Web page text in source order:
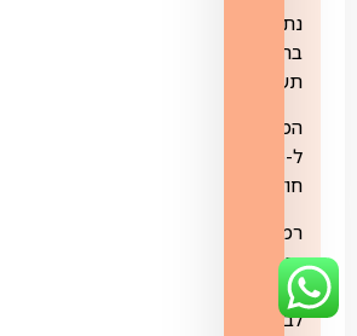
נתב
בתוספת
תשלום
המחיר
חודשים
רמות
הגנה
וסינון
לבחירה